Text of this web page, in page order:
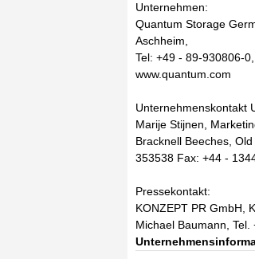
Unternehmen:
Quantum Storage
Aschheim,
Tel: +49 - 89-930806-
www.quantum.com
Unternehmenskontakt
Marije Stijnen,
Bracknell Beeches,
353538 Fax: +44 -
Pressekontakt:
KONZEPT PR GmbH,
Michael Baumann,